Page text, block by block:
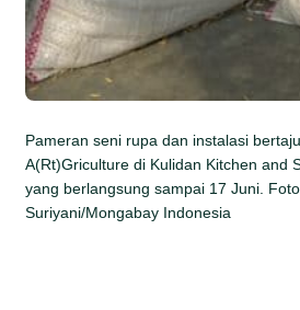
Pameran seni rupa dan instalasi
A(Rt)Griculture di Kulidan Kitchen and
yang berlangsung sampai 17 Juni.
Suriyani/Mongabay Indonesia